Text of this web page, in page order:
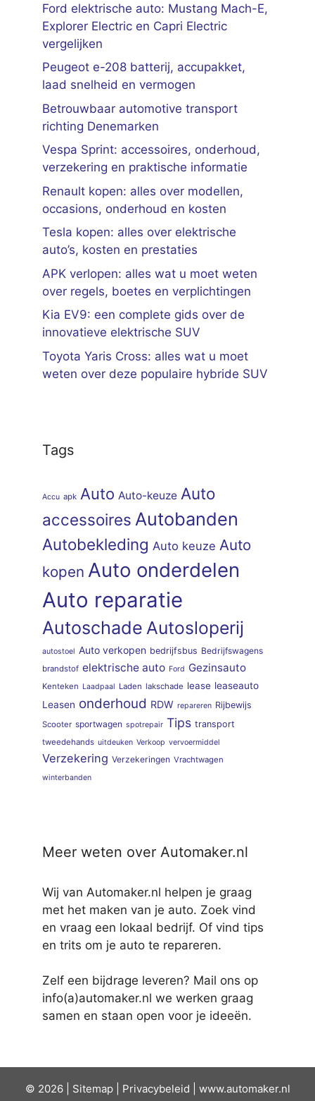
Ford elektrische auto: Mustang Mach-E,
Explorer Electric en Capri Electric
vergelijken
Peugeot e-208 batterij, accupakket,
laad snelheid en vermogen
Betrouwbaar automotive transport
richting Denemarken
Vespa Sprint: accessoires, onderhoud,
verzekering en praktische informatie
Renault kopen: alles over modellen,
occasions, onderhoud en kosten
Tesla kopen: alles over elektrische
auto’s, kosten en prestaties
APK verlopen: alles wat u moet weten
over regels, boetes en verplichtingen
Kia EV9: een complete gids over de
innovatieve elektrische SUV
Toyota Yaris Cross: alles wat u moet
weten over deze populaire hybride SUV
Tags
Accu apk Auto Auto-keuze Auto
accessoires Autobanden
Autobekleding Auto keuze Auto
kopen Auto onderdelen
Auto reparatie
Autoschade Autosloperij
autostoel Auto verkopen bedrijfsbus Bedrijfswagens
brandstof elektrische auto Ford Gezinsauto
Kenteken Laadpaal Laden lakschade lease leaseauto
Leasen onderhoud RDW repareren Rijbewijs
Scooter sportwagen spotrepair Tips transport
tweedehands uitdeuken Verkoop vervoermiddel
Verzekering Verzekeringen Vrachtwagen
winterbanden
Meer weten over Automaker.nl
Wij van Automaker.nl helpen je graag
met het maken van je auto. Zoek vind
en vraag een lokaal bedrijf. Of vind tips
en trits om je auto te repareren.
Zelf een bijdrage leveren? Mail ons op
info(a)automaker.nl we werken graag
samen en staan open voor je ideeën.
© 2026 | Sitemap| Privacybeleid www.automaker.nl